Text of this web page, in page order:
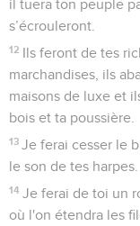
il tuera ton peuple
s’écrouleront.
12 Ils feront de tes
marchandises, ils
maisons de luxe et
bois et ta poussière.
13 Je ferai cesser le
le son de tes harpes.
14 Je ferai de toi un
où l'on étendra les